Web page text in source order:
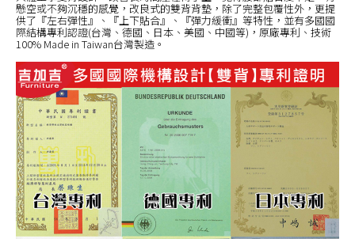
懸空或不夠沉穩的感覺，改良式的雙背背墊，除了完整包覆性外，更提
供了『左右彈性』、『上下貼合』、『彈力緩衝』等特性，並有多國國
際結構專利認證(台灣、德國、日本、美國、中國等)，原廠專利、技術
100% Made in Taiwan台灣製造。